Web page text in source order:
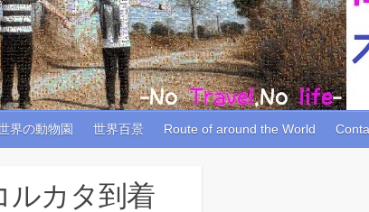
界の動物園 世界百景 Route of around the World
ルカタ到着